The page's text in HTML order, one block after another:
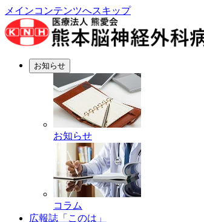
メインコンテンツへスキップ
お知らせ
お知らせ
コラム
広報誌「このは」